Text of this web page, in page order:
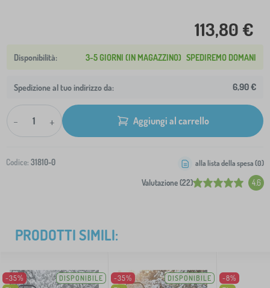
113,80 €
3-5 GIORNI (IN MAGAZZINO) SPEDIREMO DOMANI
Spedizione al tuo indirizzo da: 6,90 €
- + Aggiungi al carrello
Codice: 31810-0
Valutazione (22) 4.6
alla lista della spesa (0)
PRODOTTI SIMILI:
-35%
DISPONIBILE
-35%
DISPONIBILE
-8%